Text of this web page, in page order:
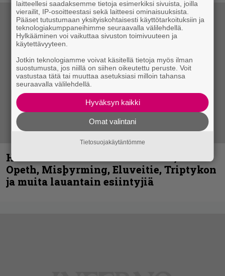
Hellsinki Metal Festival kuvina, osa 2:
Opeth, Misþyrming, Eluveitie, Triptykon
ja muita lauantain esiintyjiä
laitteellesi saadaksemme tietoja esimerkiksi sivuista, joilla
vierailit, IP-osoitteestasi sekä laitteesi ominaisuuksista.
Pääset tutustumaan yksityiskohtaisesti käyttötarkoituksiin ja
teknologiakumppaneihimme seuraavalla välilehdellä.
Hylkääminen voi vaikuttaa sivuston toimivuuteen ja
käytettävyyteen.
Jotkin teknologiamme voivat käsitellä tietoja myös ilman
suostumusta, jos niillä on siihen oikeutettu peruste. Voit
vastustaa tätä tai muuttaa asetuksiasi milloin tahansa
seuraavalla välilehdellä.
Hyväksyn kaikki
Omat valintani
Tietosuojakäytäntömme